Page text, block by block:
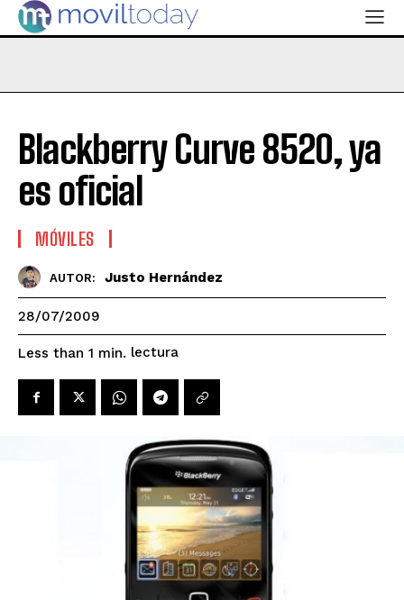
Blackberry Curve 8520, ya
es oficial
MÓVILES
AUTOR: Justo Hernández
28/07/2009
Less than 1 min. lectura